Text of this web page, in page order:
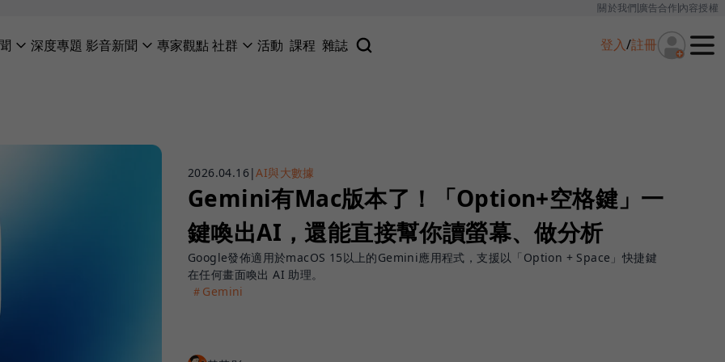
關於我們廣告合作內容授權
深度專題 影音新聞 專家觀點社群 活動 課程 雜誌 登入/註冊
2026.04.16|AI與大數據
Gemini有Mac版本了！「Option+空格鍵」一
鍵喚出AI，還能直接幫你讀螢幕、做分析
Google發佈適用於macOS 15以上的Gemini應用程式，支援以「Option + Space」快捷鍵
在任何畫面喚出 AI 助理。
＃Gemini